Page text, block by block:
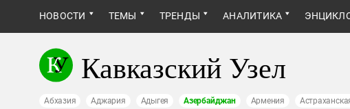
НОВОСТИ ТЕМЫ ТРЕНДЫ АНАЛИТИКА
Кавказский Узел
Абхазия Аджария Адыгея Азербайджан Армения